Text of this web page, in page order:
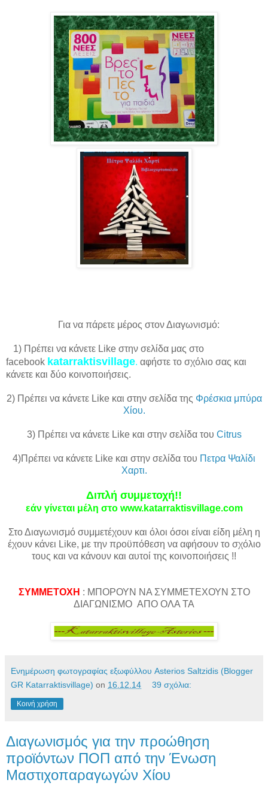
Για να πάρετε μέρος στον Διαγωνισμό:
1) Πρέπει να κάνετε Like στην σελίδα μας στο
facebook katarraktisvillage. αφήστε το σχόλιο σας και
κάνετε και δύο κοινοποιήσεις.
2) Πρέπει να κάνετε Like και στην σελίδα της Φρέσκια μπύρα
Χίου.
3) Πρέπει να κάνετε Like και στην σελίδα του Citrus
4)Πρέπει να κάνετε Like και στην σελίδα του Πετρα Ψαλίδι
Χαρτι.
Διπλή συμμετοχή!!
εάν γίνεται μέλη στο www.katarraktisvillage.com
Στο Διαγωνισμό συμμετέχουν και όλοι όσοι είναι είδη μέλη η
έχουν κάνει Like, με την προϋπόθεση να αφήσουν το σχόλιο
τους και να κάνουν και αυτοί της κοινοποιήσεις !!
ΣΥΜΜΕΤΟΧΗ : ΜΠΟΡΟΥΝ ΝΑ ΣΥΜΜΕΤΕΧΟΥΝ ΣΤΟ
ΔΙΑΓΩΝΙΣΜΟ ΑΠΟ ΟΛΑ ΤΑ
Ενημέρωση φωτογραφίας εξωφύλλου Asterios Saltzidis (Blogger
GR Katarraktisvillage) on 16.12.14 39 σχόλια:
Κοινή χρήση
Διαγωνισμός για την προώθηση
προϊόντων ΠΟΠ από την Ένωση
Μαστιχοπαραγωγών Χίου